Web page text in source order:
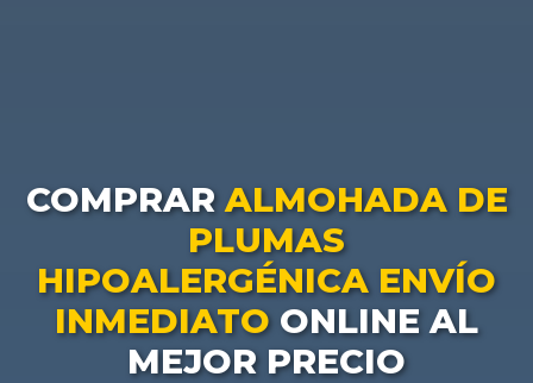
COMPRAR ALMOHADA DE
PLUMAS
HIPOALERGÉNICA ENVÍO
INMEDIATOONLINE AL
MEJOR PRECIO